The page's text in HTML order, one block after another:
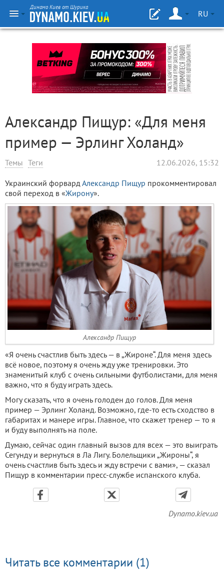
Динамо Киев от Шурика
RU
Александр Пищур: «Для меня
пример — Эрлинг Холанд»
Темы Теги 12.06.2026, 15:32
Украинский форвардАлександр Пищур прокомментировал
свой переход в «Жирону».
Александр Пищур
«Я очень счастлив быть здесь — в „Жироне“. Для меня здесь
всё новое, поэтому я очень жду уже тренировки. Это
знаменитый клуб с очень сильными футболистами, для меня
важно, что я буду играть здесь.
Могу сказать, что я очень голоден до голов. Для меня
пример — Эрлинг Холанд. Возможно, где-то есть сходство в
габаритах и манере игры. Главное, что скажет тренер — то я
и буду выполнять на поле.
Думаю, сейчас один главный вызов для всех — это выиграть
Сегунду и вернуться в Ла Лигу. Болельщики „Жироны“, я
очень счастлив быть здесь и жду встречи с вами», — сказал
Пищур в комментарии пресс-службе испанского клуба.
Dynamo.kiev.ua
Читать все комментарии (1)